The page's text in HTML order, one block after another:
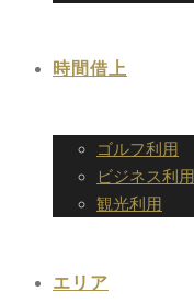
時間借上
ゴルフ利用
ビジネス利用
観光利用
エリア